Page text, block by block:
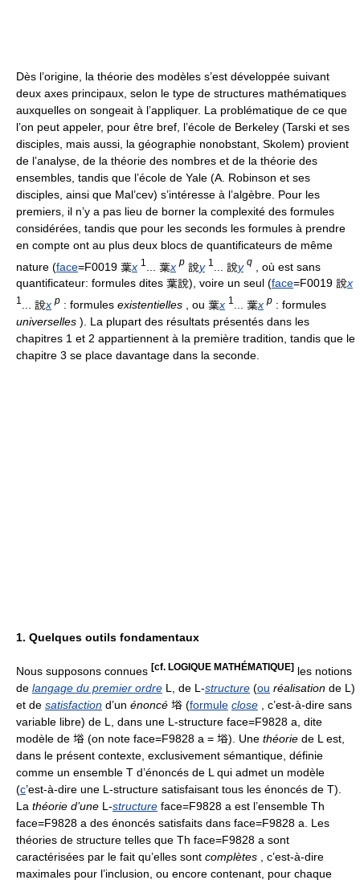
Dès l’origine, la théorie des modèles s’est développée suivant
deux axes principaux, selon le type de structures mathématiques
auxquelles on songeait à l’appliquer. La problématique de ce que
l’on peut appeler, pour être bref, l’école de Berkeley (Tarski et ses
disciples, mais aussi, la géographie nonobstant, Skolem) provient
de l’analyse, de la théorie des nombres et de la théorie des
ensembles, tandis que l’école de Yale (A. Robinson et ses
disciples, ainsi que Mal’cev) s’intéresse à l’algèbre. Pour les
premiers, il n’y a pas lieu de borner la complexité des formules
considérées, tandis que pour les seconds les formules à prendre
en compte ont au plus deux blocs de quantificateurs de même
nature (face=F0019 葉x 1 ... 葉x p 說y 1 ... 說y q
, où est sans
quantificateur: formules dites 葉說), voire un seul (face=F0019 說x
1 ... 說x p : formules existentielles , ou 葉x 1 ... 葉x p : formules
universelles ). La plupart des résultats présentés dans les
chapitres 1 et 2 appartiennent à la première tradition, tandis que le
chapitre 3 se place davantage dans la seconde.
1. Quelques outils fondamentaux
Nous supposons connues [cf. LOGIQUE MATHÉMATIQUE] les notions
de langage du premier ordre L, de L-structure (ou réalisation de L)
et de satisfaction d’un énoncé 﨏 (formule close , c’est-à-dire sans
variable libre) de L, dans une L-structure face=F9828 a, dite
modèle de 﨏 (on note face=F9828 a = 﨏). Une théorie de L est,
dans le présent contexte, exclusivement sémantique, définie
comme un ensemble T d’énoncés de L qui admet un modèle
(c’est-à-dire une L-structure satisfaisant tous les énoncés de T).
La théorie d’une L-structure face=F9828 a est l’ensemble Th
face=F9828 a des énoncés satisfaits dans face=F9828 a. Les
théories de structure telles que Th face=F9828 a sont
caractérisées par le fait qu’elles sont complètes , c’est-à-dire
maximales pour l’inclusion, ou encore contenant, pour chaque